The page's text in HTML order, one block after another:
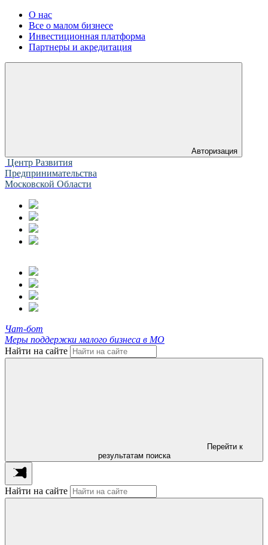
О нас
Все о малом бизнесе
Инвестиционная платформа
Партнеры и акредитация
Авторизация
Центр Развития
Предпринимательства
Московской Области
Чат-бот
Меры поддержки малого бизнеса в МО
Найти на сайте
Перейти к
результатам поиска
Найти на сайте